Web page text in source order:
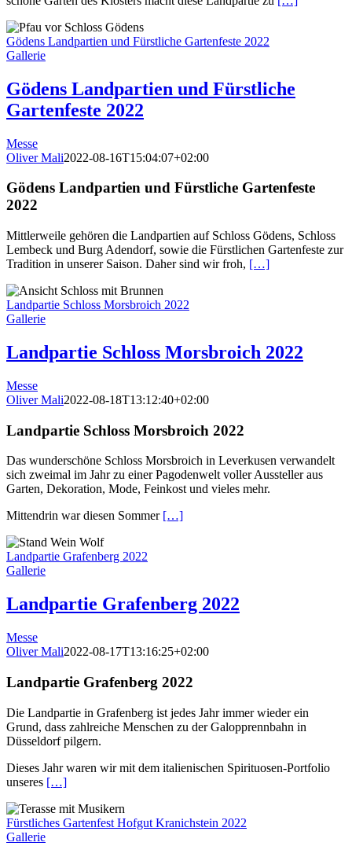
Gödens Landpartien und Fürstliche Gartenfeste 2022
Gallerie
Gödens Landpartien und Fürstliche
Gartenfeste 2022
Messe
Oliver Mali2022-08-16T15:04:07+02:00
Gödens Landpartien und Fürstliche Gartenfeste
2022
Mittlerweile gehören die Landpartien auf Schloss Gödens, Schloss
Lembeck und Burg Adendorf, sowie die Fürstlichen Gartenfeste zur
Tradition in unserer Saison. Daher sind wir froh, […]
Landpartie Schloss Morsbroich 2022
Gallerie
Landpartie Schloss Morsbroich 2022
Messe
Oliver Mali2022-08-18T13:12:40+02:00
Landpartie Schloss Morsbroich 2022
Das wunderschöne Schloss Morsbroich in Leverkusen verwandelt
sich zweimal im Jahr zu einer Pagodenwelt voller Aussteller aus
Garten, Dekoration, Mode, Feinkost und vieles mehr.
Mittendrin war diesen Sommer […]
Landpartie Grafenberg 2022
Gallerie
Landpartie Grafenberg 2022
Messe
Oliver Mali2022-08-17T13:16:25+02:00
Landpartie Grafenberg 2022
Die Landpartie in Grafenberg ist jedes Jahr immer wieder ein
Grund, dass zahlreiche Menschen zu der Galopprennbahn in
Düsseldorf pilgern.
Dieses Jahr waren wir mit dem italienischen Spirituosen-Portfolio
unseres […]
Fürstliches Gartenfest Hofgut Kranichstein 2022
Gallerie